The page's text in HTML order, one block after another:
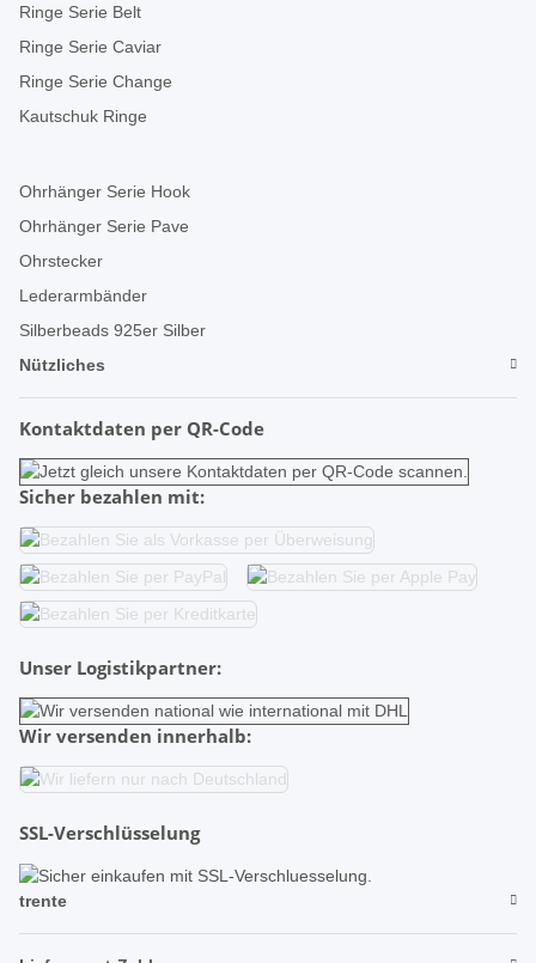
Ringe Serie Belt
Ringe Serie Caviar
Ringe Serie Change
Kautschuk Ringe
Ohrhänger Serie Hook
Ohrhänger Serie Pave
Ohrstecker
Lederarmbänder
Silberbeads 925er Silber
Nützliches
Kontaktdaten per QR-Code
Sicher bezahlen mit:
Unser Logistikpartner:
Wir versenden innerhalb:
SSL-Verschlüsselung
trente